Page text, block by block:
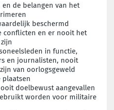
de belangen van het
beschermd
conflicten en er nooit het
in functie,
en journalisten, nooit
van oorlogsgeweld
plaatsen
doelbewust aangevallen
worden voor militaire